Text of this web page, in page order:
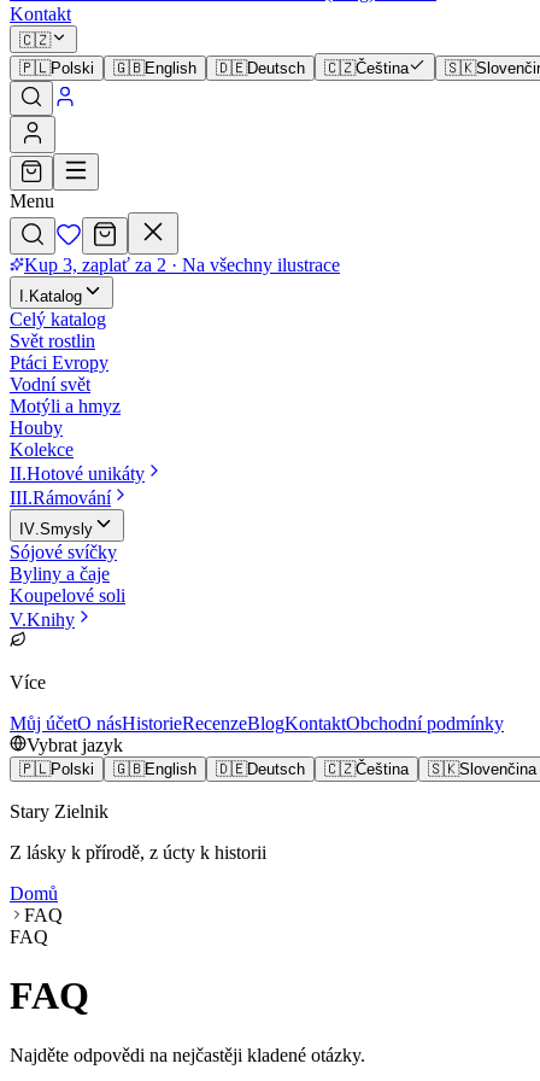
Kontakt
🇨🇿
🇵🇱Polski 🇬🇧English 🇩🇪Deutsch 🇨🇿Čeština 🇸🇰
Menu
Kup 3, zaplať za 2 · Na všechny ilustrace
. Katalog
Celý katalog
Svět rostlin
Ptáci Evropy
Vodní svět
Motýli a hmyz
Houby
Kolekce
II.Hotové unikáty
III.Rámování
IV.Smysly
Sójové svíčky
Byliny a čaje
Koupelové soli
V.Knihy
Více
Můj účetO násHistorieRecenzeBlogKontaktObchodní podmínky
Vybrat jazyk
🇵🇱Polski 🇬🇧English 🇩🇪Deutsch 🇨🇿Čeština 🇸🇰Slovenčina
Stary Zielnik
Z lásky k přírodě, z úcty k historii
Domů
FAQ
FAQ
FAQ
Najděte odpovědi na nejčastěji kladené otázky.